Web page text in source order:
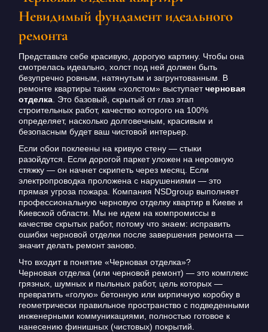
Невидимый фундамент идеального
ремонта
Представьте себе красивую, дорогую картину. Чтобы она
смотрелась идеально, холст под ней должен быть
безупречно ровным, натянутым и загрунтованным. В
ремонте квартиры таким «холстом» выступаетчерновая
отделка. Это базовый, скрытый от глаз этап
строительных работ, качество которого на 100%
определяет, насколько долговечным, красивым и
безопасным будет ваш чистовой интерьер.
Если обои поклеены на кривую стену — стыки
разойдутся. Если дорогой паркет уложен на неровную
стяжку — он начнет скрипеть через месяц. Если
электропроводка проложена с нарушениями — это
прямая угроза пожара. Компания NSDgroup выполняет
профессиональную черновую отделку квартир в Киеве и
Киевской области. Мы не идем на компромиссы в
качестве скрытых работ, потому что знаем: исправить
ошибки черновой отделки после завершения ремонта —
значит делать ремонт заново.
Что входит в понятие «Черновая отделка»?
Черновая отделка (или черновой ремонт) — это комплекс
грязных, шумных и пыльных работ, цель которых —
превратить «голую» бетонную или кирпичную коробку в
геометрически правильное пространство с подведенными
инженерными коммуникациями, полностью готовое к
нанесению финишных (чистовых) покрытий.